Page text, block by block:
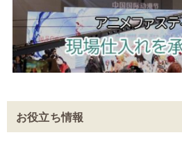
お役立ち情報